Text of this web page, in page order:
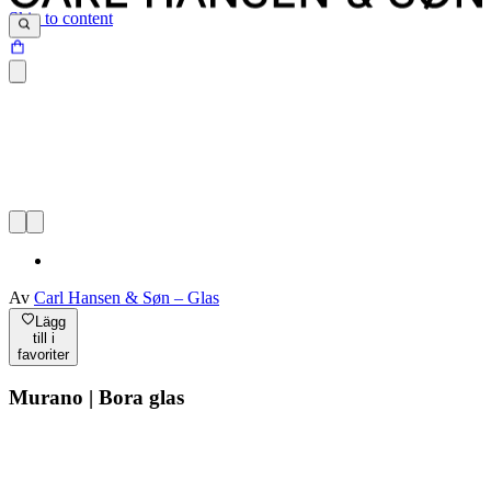
Skip to content
Av Carl Hansen & Søn – Glas
Lägg
till i
favoriter
Murano | Bora glas